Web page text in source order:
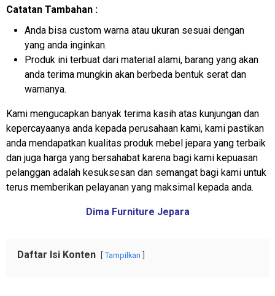
Catatan Tambahan :
Anda bisa custom warna atau ukuran sesuai dengan
yang anda inginkan.
Produk ini terbuat dari material alami, barang yang akan
anda terima mungkin akan berbeda bentuk serat dan
warnanya.
Kami mengucapkan banyak terima kasih atas kunjungan dan
kepercayaanya anda kepada perusahaan kami, kami pastikan
anda mendapatkan kualitas produk mebel jepara yang terbaik
dan juga harga yang bersahabat karena bagi kami kepuasan
pelanggan adalah kesuksesan dan semangat bagi kami untuk
terus memberikan pelayanan yang maksimal kepada anda.
Dima Furniture Jepara
Daftar Isi Konten Tampilkan